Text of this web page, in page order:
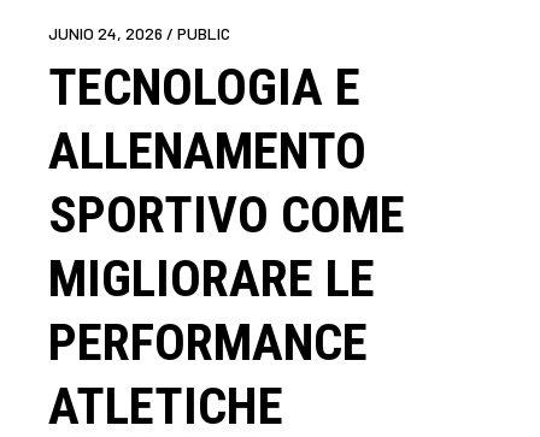
JUNIO 24, 2026 PUBLIC
TECNOLOGIA E
ALLENAMENTO
SPORTIVO COME
MIGLIORARE LE
PERFORMANCE
ATLETICHE